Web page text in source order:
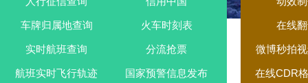
车牌归属地查询 火车时刻表
实时航班查询 分流抢票
航班实时飞行轨迹 国家预警信息发布
在线
微博秒拍
在线CDR